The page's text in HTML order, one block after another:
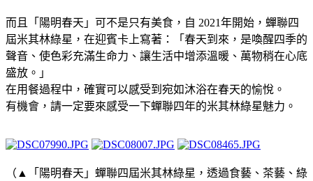
​而且「陽明春天」可不是只有美食，自 2021年開始，蟬聯四
屆米其林綠星，在迎賓卡上寫著：「春天到來，是喚醒四季的
聲音、使色彩充滿生命力、讓生活中增添溫暖、萬物稍在心底
盛放。」
在用餐過程中，確實可以感受到宛如沐浴在春天的愉悅。
有機會，請一定要來感受一下蟬聯四年的米其林綠星魅力。
（▲「陽明春天」蟬聯四屆米其林綠星，透過食藝、茶藝、綠